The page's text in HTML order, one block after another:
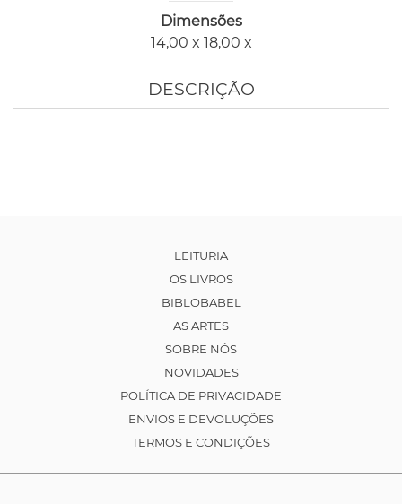
Dimensões
14,00 x 18,00 x
DESCRIÇÃO
LEITURIA
OS LIVROS
BIBLOBABEL
AS ARTES
SOBRE NÓS
NOVIDADES
POLÍTICA DE PRIVACIDADE
ENVIOS E DEVOLUÇÕES
TERMOS E CONDIÇÕES